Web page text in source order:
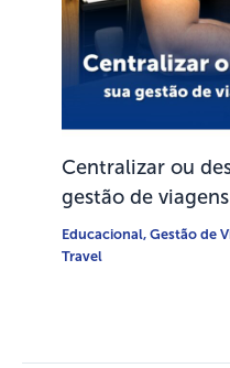
Centralizar ou
gestão de
Educacional,Gestão de
Travel